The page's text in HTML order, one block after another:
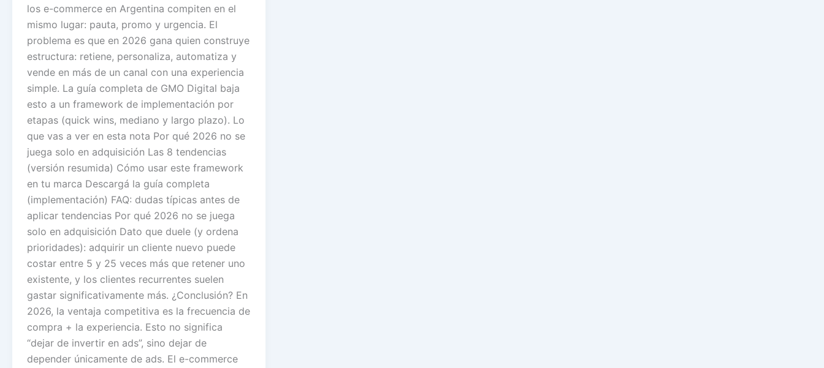
los e-commerce en Argentina compiten en el
mismo lugar: pauta, promo y urgencia. El
problema es que en 2026 gana quien construye
estructura: retiene, personaliza, automatiza y
vende en más de un canal con una experiencia
simple. La guía completa de GMO Digital baja
esto a un framework de implementación por
etapas (quick wins, mediano y largo plazo). Lo
que vas a ver en esta nota Por qué 2026 no se
juega solo en adquisición Las 8 tendencias
(versión resumida) Cómo usar este framework
en tu marca Descargá la guía completa
(implementación) FAQ: dudas típicas antes de
aplicar tendencias Por qué 2026 no se juega
solo en adquisición Dato que duele (y ordena
prioridades): adquirir un cliente nuevo puede
costar entre 5 y 25 veces más que retener uno
existente, y los clientes recurrentes suelen
gastar significativamente más. ¿Conclusión? En
2026, la ventaja competitiva es la frecuencia de
compra + la experiencia. Esto no significa
“dejar de invertir en ads”, sino dejar de
depender únicamente de ads. El e-commerce